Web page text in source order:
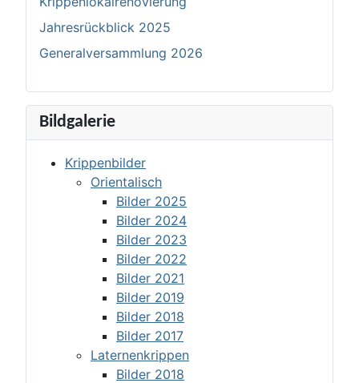
Jahresrückblick 2025
Generalversammlung 2026
Bildgalerie
Krippenbilder
Orientalisch
Bilder 2025
Bilder 2024
Bilder 2023
Bilder 2022
Bilder 2021
Bilder 2019
Bilder 2018
Bilder 2017
Laternenkrippen
Bilder 2018